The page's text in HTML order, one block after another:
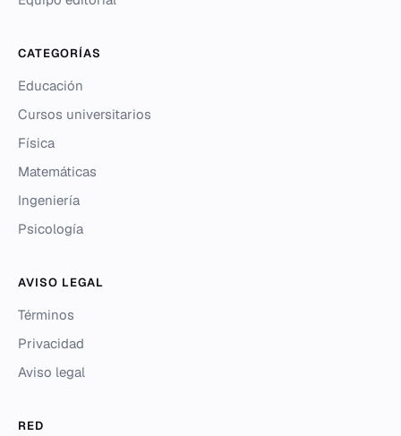
CATEGORÍAS
Educación
Cursos universitarios
Física
Matemáticas
Ingeniería
Psicología
AVISO LEGAL
Términos
Privacidad
Aviso legal
RED